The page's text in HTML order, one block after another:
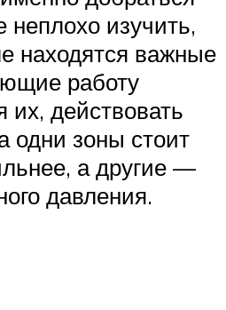
изучить,
находятся важные
работу
их, действовать
одни зоны стоит
а другие —
давления.